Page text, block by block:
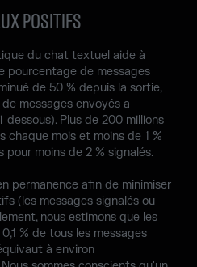
POSITIFS
du chat textuel aide à
pourcentage de messages
de 50 % depuis la sortie,
messages envoyés a
Plus de 200 millions
chaque mois et moins de 1 %
moins de 2 % signalés.
permanence afin de minimiser
(les messages signalés ou
nous estimons que les
% de tous les messages
à environ